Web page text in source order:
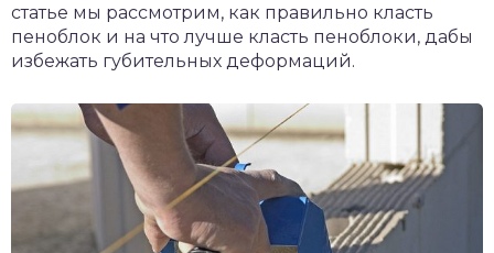
статье мы рассмотрим, как правильно класть
пеноблок и на что лучше класть пеноблоки, дабы
избежать губительных деформаций.